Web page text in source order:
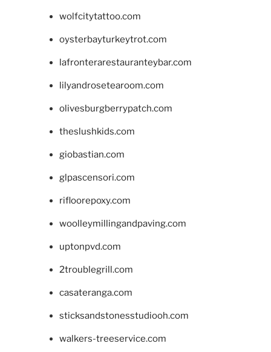
wolfcitytattoo.com
oysterbayturkeytrot.com
lafronterarestauranteybar.com
lilyandrosetearoom.com
olivesburgberrypatch.com
theslushkids.com
giobastian.com
glpascensori.com
rifloorepoxy.com
woolleymillingandpaving.com
uptonpvd.com
2troublegrill.com
casateranga.com
sticksandstonesstudiooh.com
walkers-treeservice.com